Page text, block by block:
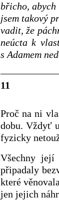
břicho, abych
jsem takový
vadit, že
neúcta k
s Adamem
11
Proč na ni
dobu. Vždyť
fyzicky
Všechny
připadaly
které
jen jejich